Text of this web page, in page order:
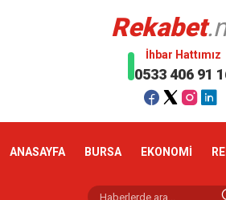
Rekabet
İhbar Hattımız
0533 406 91
ANASAYFA BURSA EKONOMİ